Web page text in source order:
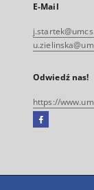
E-Mail
Odwiedź nas!
https://
Facebook
się